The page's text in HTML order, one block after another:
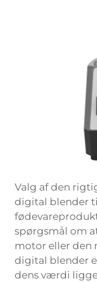
Valg af den
digital blender
spørgsmål om
motor eller den
digital blender
dens værdi